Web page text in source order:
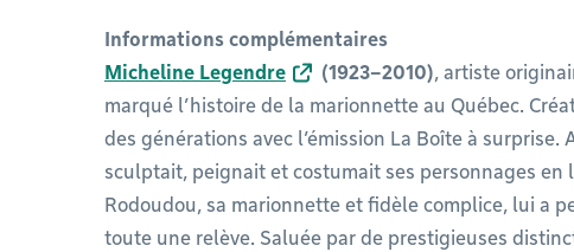
Informations complémentaires
Micheline Legendre
(1923–2010), artiste
marqué l’histoire de la marionnette au Québec.
des générations avec l’émission La Boîte à
sculptait, peignait et costumait ses personnages
Rodoudou, sa marionnette et fidèle complice, lui a
toute une relève. Saluée par de prestigieuses